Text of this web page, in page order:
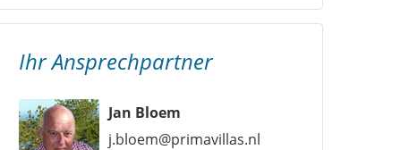
Ihr Ansprechpartner
Jan Bloem
j.bloem@primavillas.nl